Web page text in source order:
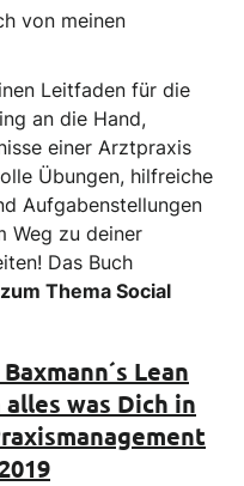
von meinen
Leitfaden für die
an die Hand,
einer Arztpraxis
Übungen, hilfreiche
Aufgabenstellungen
Weg zu deiner
Das Buch
Thema Social
Lean
was Dich in